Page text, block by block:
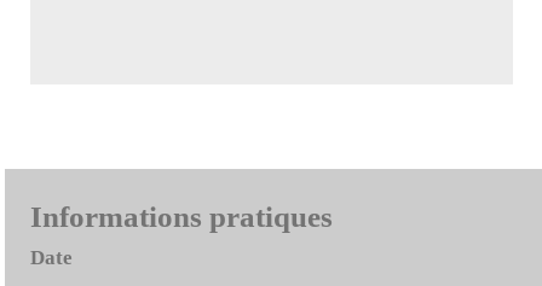
Informations pratiques
Date